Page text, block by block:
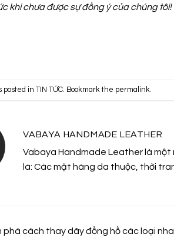
khi chưa được sự đồng ý của chúng tôi!
posted in TIN TỨC. Bookmark the permalink.
VABAYA HANDMADE LEATHER
Vabaya Handmade Leather là một
là: Các mặt hàng da thuộc, thời
phá cách thay dây đồng hồ các loại